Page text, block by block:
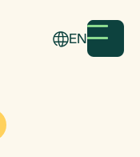
EN